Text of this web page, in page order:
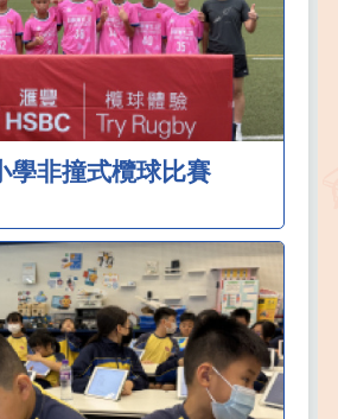
學非撞式欖球比賽